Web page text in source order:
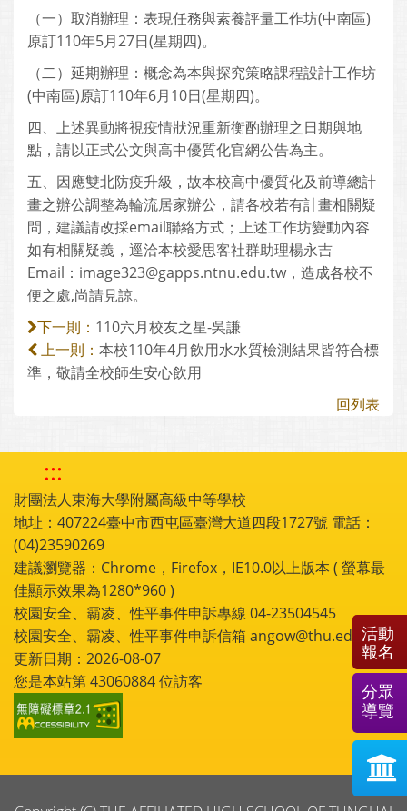
（一）取消辦理：表現任務與素養評量工作坊(中南區)
原訂110年5月27日(星期四)。
（二）延期辦理：概念為本與探究策略課程設計工作坊
(中南區)原訂110年6月10日(星期四)。
四、上述異動將視疫情狀況重新衡酌辦理之日期與地
點，請以正式公文與高中優質化官網公告為主。
五、因應雙北防疫升級，故本校高中優質化及前導總計
畫之辦公調整為輪流居家辦公，請各校若有計畫相關疑
問，建議請改採email聯絡方式；上述工作坊變動內容
如有相關疑義，逕洽本校愛思客社群助理楊永吉
Email：image323@gapps.ntnu.edu.tw，造成各校不
便之處,尚請見諒。
下一則： 110六月校友之星-吳謙
上一則： 本校110年4月飲用水水質檢測結果皆符合標
準，敬請全校師生安心飲用
回列表
:::
財團法人東海大學附屬高級中等學校
地址：407224臺中市西屯區臺灣大道四段1727號 電話：
(04)23590269
建議瀏覽器：Chrome，Firefox，IE10.0以上版本 ( 螢幕最
佳顯示效果為1280*960 )
校園安全、霸凌、性平事件申訴專線 04-23504545
校園安全、霸凌、性平事件申訴信箱 angow@thu.edu.tw
更新日期：2026-08-07
您是本站第43060884位訪客
活動
報名
分眾
導覽